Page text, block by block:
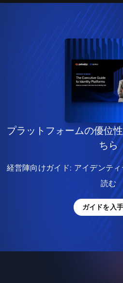
プラットフォームの優位
ちら
経営陣向けガイド: アイデンテ
読む
ガイドを入手